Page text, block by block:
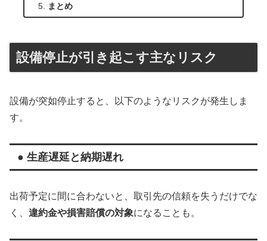
まとめ
設備停止が引き起こす主なリスク
設備が突如停止すると、以下のようなリスクが発生しま
す。
● 生産遅延と納期遅れ
出荷予定に間に合わないと、取引先の信頼を失うだけでな
く、 違約金や損害賠償の対象になることも。